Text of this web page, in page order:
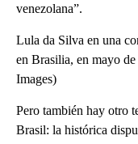
venezolana”.
Lula da Silva en una
en Brasilia, en mayo
Images)
Pero también hay otro
Brasil: la histórica